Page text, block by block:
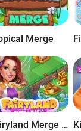
Jewel of Atlantis
Merge
Fairyland Merge & Magic